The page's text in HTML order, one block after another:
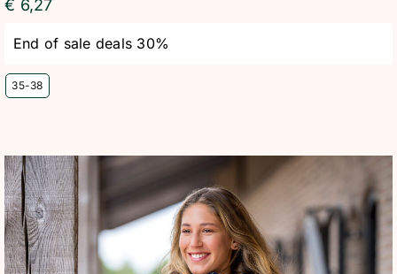
€ 6,27
End of sale deals 30%
35-38